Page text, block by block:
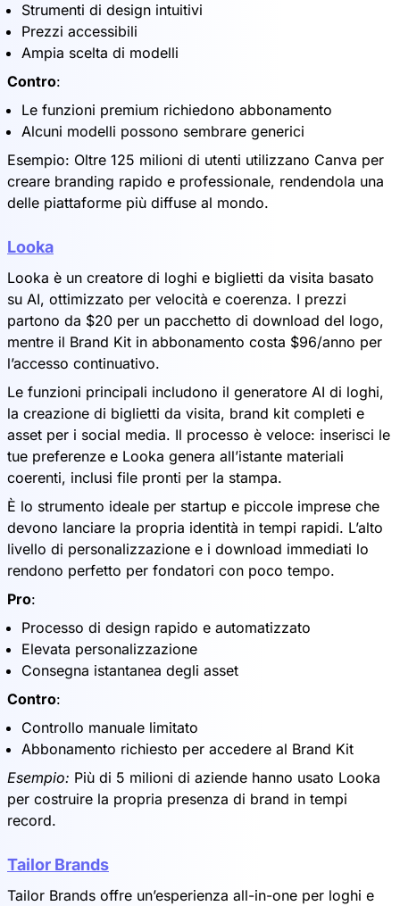
Strumenti di design intuitivi
Prezzi accessibili
Ampia scelta di modelli
Contro:
Le funzioni premium richiedono abbonamento
Alcuni modelli possono sembrare generici
Esempio: Oltre 125 milioni di utenti utilizzano Canva per
creare branding rapido e professionale, rendendola una
delle piattaforme più diffuse al mondo.
Looka
Looka è un creatore di loghi e biglietti da visita basato
su AI, ottimizzato per velocità e coerenza. I prezzi
partono da $20 per un pacchetto di download del logo,
mentre il Brand Kit in abbonamento costa $96/anno per
l’accesso continuativo.
Le funzioni principali includono il generatore AI di loghi,
la creazione di biglietti da visita, brand kit completi e
asset per i social media. Il processo è veloce: inserisci le
tue preferenze e Looka genera all’istante materiali
coerenti, inclusi file pronti per la stampa.
È lo strumento ideale per startup e piccole imprese che
devono lanciare la propria identità in tempi rapidi. L’alto
livello di personalizzazione e i download immediati lo
rendono perfetto per fondatori con poco tempo.
Pro:
Processo di design rapido e automatizzato
Elevata personalizzazione
Consegna istantanea degli asset
Contro:
Controllo manuale limitato
Abbonamento richiesto per accedere al Brand Kit
Esempio: Più di 5 milioni di aziende hanno usato Looka
per costruire la propria presenza di brand in tempi
record.
Tailor Brands
Tailor Brands offre un’esperienza all-in-one per loghi e